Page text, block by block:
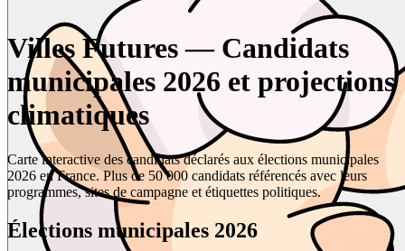
Villes Futures — Candidats
municipales 2026 et projections
climatiques
Carte interactive des candidats déclarés aux élections municipales
2026 en France. Plus de 50 000 candidats référencés avec leurs
programmes, sites de campagne et étiquettes politiques.
Élections municipales 2026